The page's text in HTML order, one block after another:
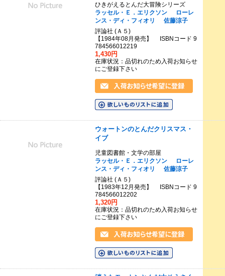
ひきがえるとんだ大冒険シリーズ
ラッセル・Ｅ．エリクソン
ローレ
ンス・ディ・フィオリ
佐藤涼子
評論社 (Ａ５)
【1984年08月発売】 ISBNコード 9
784566012219
1,430円
在庫状況：品切れのため入荷お知らせ
にご登録下さい
ウォートンのとんだクリスマス・
イブ
児童図書館・文学の部屋
ラッセル・Ｅ．エリクソン
ローレ
ンス・ディ・フィオリ
佐藤涼子
評論社 (Ａ５)
【1983年12月発売】 ISBNコード 9
784566012202
1,320円
在庫状況：品切れのため入荷お知らせ
にご登録下さい